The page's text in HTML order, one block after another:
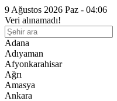
9 Ağustos 2026 Paz - 04:06
Veri alınamadı!
Adana
Adıyaman
Afyonkarahisar
Ağrı
Amasya
Ankara